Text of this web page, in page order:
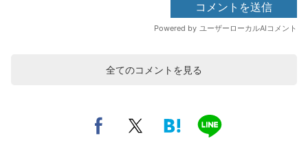
全てのコメントを見る